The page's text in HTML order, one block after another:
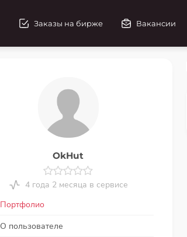
Заказы на бирже Вакансии
OkHut
4 года 2 месяца в сервисе
Портфолио
О пользователе